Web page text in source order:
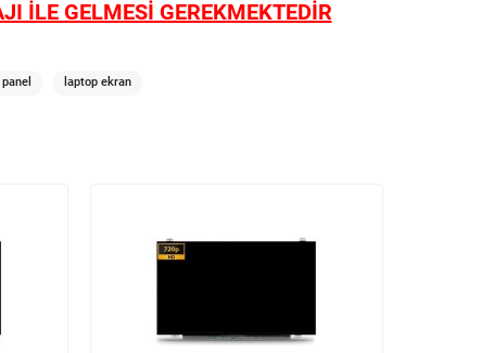
İLE GELMESİ GEREKMEKTEDİR
laptop ekran